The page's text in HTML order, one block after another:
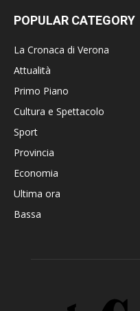
POPULAR CATEGORY
La Cronaca di Verona
Attualità
Primo Piano
Cultura e Spettacolo
Sport
Provincia
Economia
Ultima ora
Bassa